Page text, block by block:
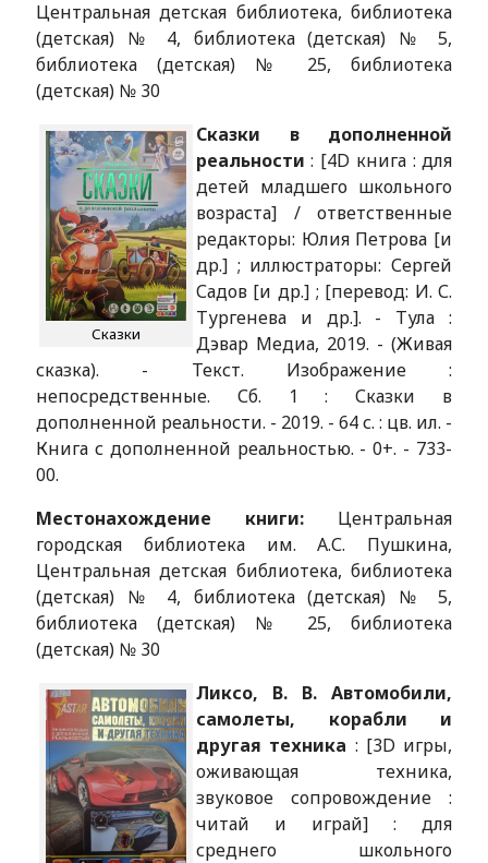
Центральная детская библиотека, библиотека
(детская) № 4, библиотека (детская) № 5,
библиотека (детская) № 25, библиотека
(детская) № 30
Сказки
Сказки в дополненной
реальности : [4D книга : для
детей младшего школьного
возраста] / ответственные
редакторы: Юлия Петрова [и
др.] ; иллюстраторы: Сергей
Садов [и др.] ; [перевод: И. С.
Тургенева и др.]. - Тула :
Дэвар Медиа, 2019. - (Живая
сказка). - Текст. Изображение :
непосредственные. Сб. 1 : Сказки в
дополненной реальности. - 2019. - 64 с. : цв. ил. -
Книга с дополненной реальностью. - 0+. - 733-
00.
Местонахождение книги: Центральная
городская библиотека им. А.С. Пушкина,
Центральная детская библиотека, библиотека
(детская) № 4, библиотека (детская) № 5,
библиотека (детская) № 25, библиотека
(детская) № 30
Ликсо, В. В. Автомобили,
самолеты, корабли и
другая техника : [3D игры,
оживающая техника,
звуковое сопровождение :
читай и играй] : для
среднего школьного